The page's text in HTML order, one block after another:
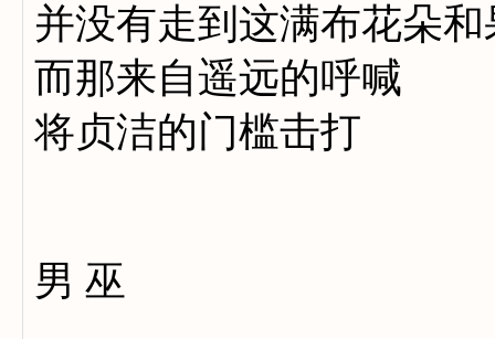
并没有走到这满布花朵
而那来自遥远的呼喊
将贞洁的门槛击打
男 巫